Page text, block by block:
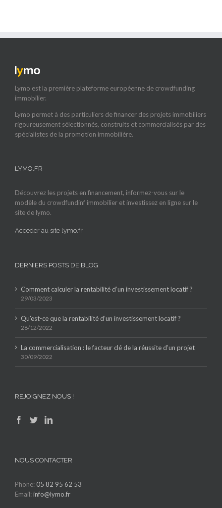
Lymo est la première plateforme européenne de crowdfunding
immobilier.
Lymo permet à des particuliers de financer des projets immobiliers
rigoureusement sélectionnés, construits et commercialisés par des
spécialistes de la promotion immobilière.
LYMO.FR
Découvrez les projets en financement, informez-vous sur le
modèle du crowdfundinf immobilier et investissez en ligne sur le
site de lymo.
Accéder au site lymo.fr
DERNIERS POSTS DE BLOG
Comment calculer la rentabilité d’un investissement locatif ?
29/03/2023
Qu’est-ce que la rentabilité d’un investissement locatif ?
28/12/2022
La commercialisation : le facteur clé de la réussite d’un projet
30/09/2022
REJOIGNEZ NOUS !
NOUS CONTACTER
Phone: 05 82 95 62 53
Email:info@lymo.fr